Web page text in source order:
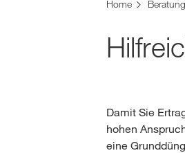
Sie befinden sich
JETZT
Home Beratung
Damit Sie
hohen
eine